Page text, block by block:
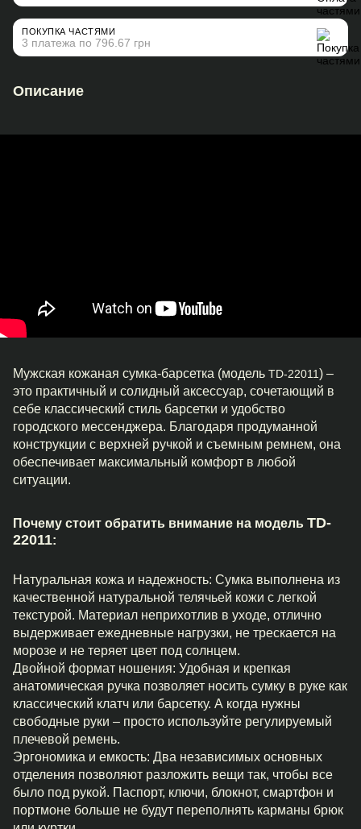
ПОКУПКА ЧАСТЯМИ
3 платежа по 796.67 грн
Описание
Мужская кожаная сумка-барсетка (модель TD-22011) –
это практичный и солидный аксессуар, сочетающий в
себе классический стиль барсетки и удобство
городского мессенджера. Благодаря продуманной
конструкции с верхней ручкой и съемным ремнем, она
обеспечивает максимальный комфорт в любой
ситуации.
Почему стоит обратить внимание на модель TD-
22011:
Натуральная кожа и надежность: Сумка выполнена из
качественной натуральной телячьей кожи с легкой
текстурой. Материал неприхотлив в уходе, отлично
выдерживает ежедневные нагрузки, не трескается на
морозе и не теряет цвет под солнцем.
Двойной формат ношения: Удобная и крепкая
анатомическая ручка позволяет носить сумку в руке как
классический клатч или барсетку. А когда нужны
свободные руки – просто используйте регулируемый
плечевой ремень.
Эргономика и емкость: Два независимых основных
отделения позволяют разложить вещи так, чтобы все
было под рукой. Паспорт, ключи, блокнот, смартфон и
портмоне больше не будут переполнять карманы брюк